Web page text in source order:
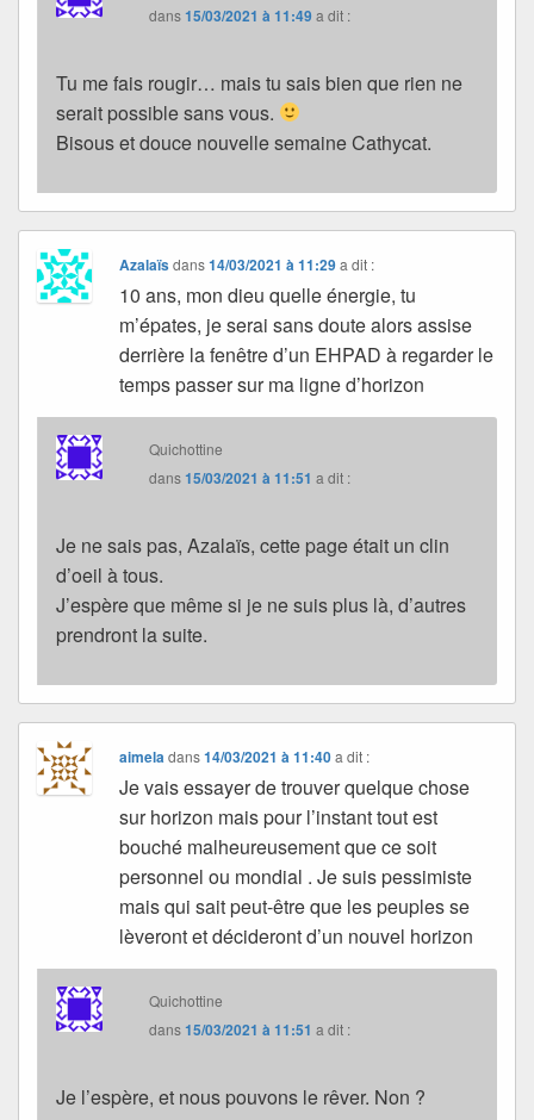
dans15/03/2021 à 11:49a dit :
Tu me fais rougir… mais tu sais bien que rien ne
serait possible sans vous.
Bisous et douce nouvelle semaine Cathycat.
Azalaïsdans14/03/2021 à 11:29 a dit :
10 ans, mon dieu quelle énergie, tu
m’épates, je serai sans doute alors assise
derrière la fenêtre d’un EHPAD à regarder le
temps passer sur ma ligne d’horizon
Quichottine
dans15/03/2021 à 11:51 a dit :
Je ne sais pas, Azalaïs, cette page était un clin
d’oeil à tous.
J’espère que même si je ne suis plus là, d’autres
prendront la suite.
aimeladans14/03/2021 à 11:40 a dit :
Je vais essayer de trouver quelque chose
sur horizon mais pour l’instant tout est
bouché malheureusement que ce soit
personnel ou mondial . Je suis pessimiste
mais qui sait peut-être que les peuples se
lèveront et décideront d’un nouvel horizon
Quichottine
dans15/03/2021 à 11:51 a dit :
Je l’espère, et nous pouvons le rêver. Non ?